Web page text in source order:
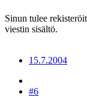
Sinun tulee
viestin sisältö.
15.7.2004
#6